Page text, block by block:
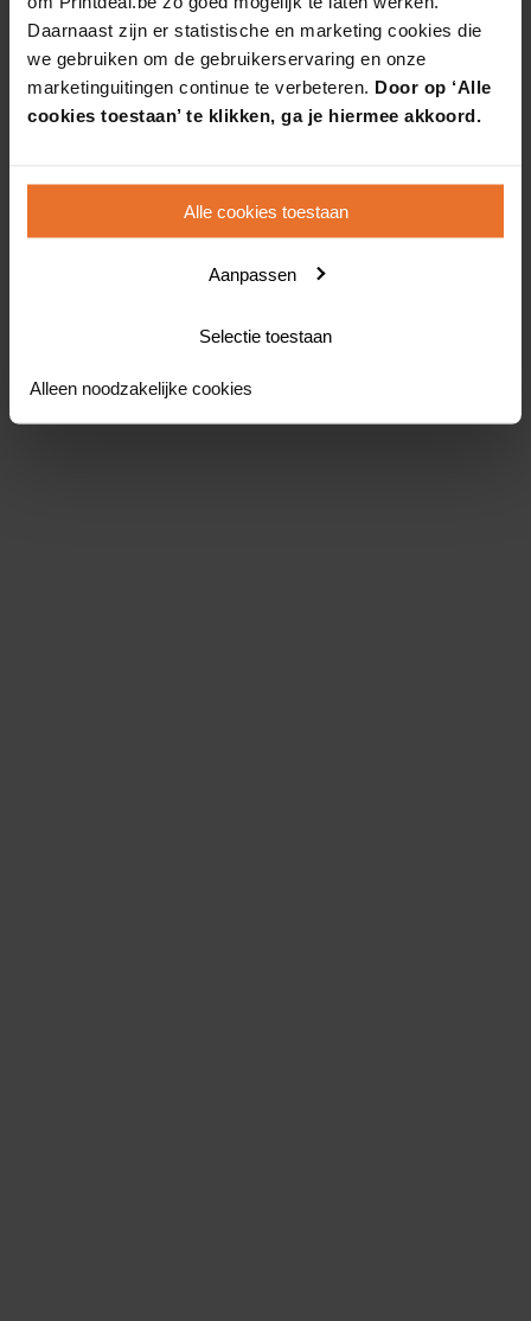
Daarnaast zijn er statistische en marketing cookies die
we gebruiken om de gebruikerservaring en onze
marketinguitingen continue te verbeteren. Door op ‘Alle
cookies toestaan’ te klikken, ga je hiermee akkoord.
Alle cookies toestaan
Aanpassen
Selectie toestaan
Alleen noodzakelijke cookies